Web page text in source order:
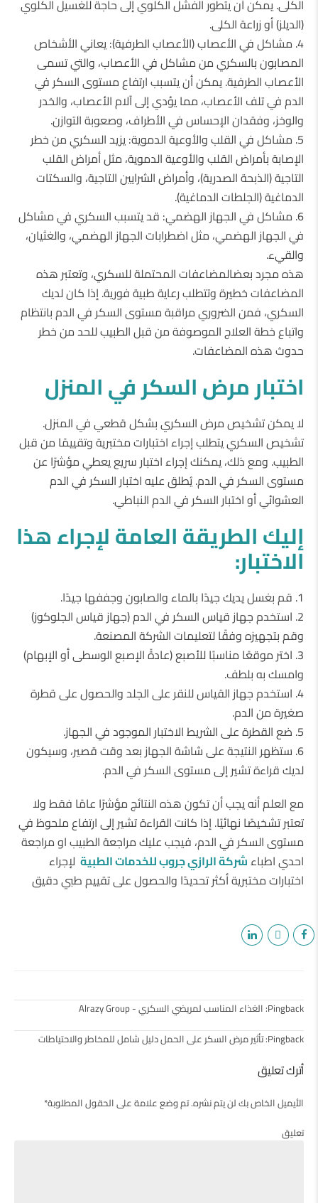
الكلى. يمكن أن يتطور الفشل الكلوي إلى حاجة للغسيل الكلوي
(الديلز) أو زراعة الكلى.
4. مشاكل في الأعصاب (الأعصاب الطرفية): يعاني الأشخاص
المصابون بالسكري من مشاكل في الأعصاب، والتي تسمى
الأعصاب الطرفية. يمكن أن يتسبب ارتفاع مستوى السكر في
الدم في تلف الأعصاب، مما يؤدي إلى آلام الأعصاب، والخدر
والوخز، وفقدان الإحساس في الأطراف، وصعوبة التوازن.
5. مشاكل في القلب والأوعية الدموية: يزيد السكري من خطر
الإصابة بأمراض القلب والأوعية الدموية، مثل أمراض القلب
التاجية (الذبحة الصدرية)، وأمراض الشرايين التاجية، والسكتات
الدماغية (الجلطات الدماغية).
6. مشاكل في الجهاز الهضمي: قد يتسبب السكري في مشاكل
في الجهاز الهضمي، مثل اضطرابات الجهاز الهضمي، والغثيان،
والقيء.
هذه مجرد بعضالمضاعفات المحتملة للسكري، وتعتبر هذه
المضاعفات خطيرة وتتطلب رعاية طبية فورية. إذا كان لديك
السكري، فمن الضروري مراقبة مستوى السكر في الدم بانتظام
واتباع خطة العلاج الموصوفة من قبل الطبيب للحد من خطر
حدوث هذه المضاعفات.
اختبار مرض السكر في المنزل
لا يمكن تشخيص مرض السكري بشكل قطعي في المنزل.
تشخيص السكري يتطلب إجراء اختبارات مختبرية وتقييمًا من قبل
الطبيب. ومع ذلك، يمكنك إجراء اختبار سريع يعطي مؤشرًا عن
مستوى السكر في الدم. يُطلق عليه اختبار السكر في الدم
العشوائي أو اختبار السكر في الدم النباطي.
إليك الطريقة العامة لإجراء هذا
الاختبار:
1. قم بغسل يديك جيدًا بالماء والصابون وجففها جيدًا.
2. استخدم جهاز قياس السكر في الدم (جهاز قياس الجلوكوز)
وقم بتجهيزه وفقًا لتعليمات الشركة المصنعة.
3. اختر موقعًا مناسبًا للأصبع (عادةً الإصبع الوسطى أو الإبهام)
وامسك به بلطف.
4. استخدم جهاز القياس للنقر على الجلد والحصول على قطرة
صغيرة من الدم.
5. ضع القطرة على الشريط الاختبار الموجود في الجهاز.
6. ستظهر النتيجة على شاشة الجهاز بعد وقت قصير، وسيكون
لديك قراءة تشير إلى مستوى السكر في الدم.
مع العلم أنه يجب أن تكون هذه النتائج مؤشرًا عامًا فقط ولا
تعتبر تشخيصًا نهائيًا. إذا كانت القراءة تشير إلى ارتفاع ملحوظ في
مستوى السكر في الدم، فيجب عليك مراجعة الطبيب او مراجعة
احدي اطباءشركة الرازي جروب للخدمات الطبية لإجراء
اختبارات مختبرية أكثر تحديدًا والحصول على تقييم طبي دقيق
Pingback: الغذاء المناسب لمريضي السكري - Alrazy Group
Pingback: تأثير مرض السكر على الحمل دليل شامل للمخاطر والاحتياطات
أترك تعليق
الأيميل الخاص بك لن يتم نشره. تم وضع علامة على الحقول المطلوبة*
تعليق